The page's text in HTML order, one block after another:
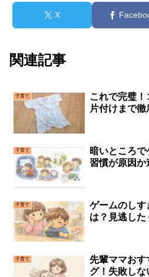
X
関連記事
子育て
これで完璧！
片付けまで徹
子育て
暗いところ
習慣が原因か
子育て
ゲームのしす
は？見逃し
子育て
先輩ママおす
グ！失敗し